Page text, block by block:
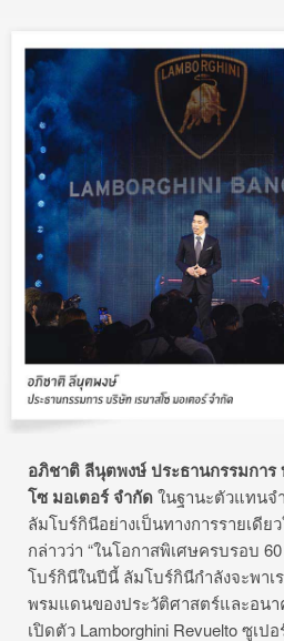
อภิชาติ ลีนุตพงษ์ประธานกรรมการ
โซ มอเตอร์ จำกัดในฐานะตัวแทน
ลัมโบร์กินีอย่างเป็นทางการรายเดีย
กล่าวว่า “ในโอกาสพิเศษครบรอบ
โบร์กินีในปีนี้ ลัมโบร์กินีกำลังจะพาเ
พรมแดนของประวัติศาสตร์และอน
เปิดตัว Lamborghini Revuelto ซูเป